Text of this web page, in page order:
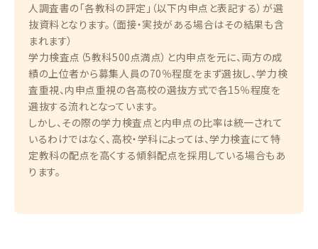
人調査書の「各教科の評定」（以下内申点と表記する）が選
抜資料となります。（面接・実技がある場合はその結果も含
まれます）
学力検査点（5教科500点満点）と内申点を元に、両方の成
績の上位者から募集人員の70％程度をまず選抜し、学力検
査重視、内申点重視の各高校の選抜方式で各15％程度を
選抜する流れとなっています。
しかし、その際の学力検査点と内申点の比率は統一されて
いるわけではなく、高校・学科によっては、学力検査にて特
定教科の配点を高くする傾斜配点を採用している場合もあ
ります。